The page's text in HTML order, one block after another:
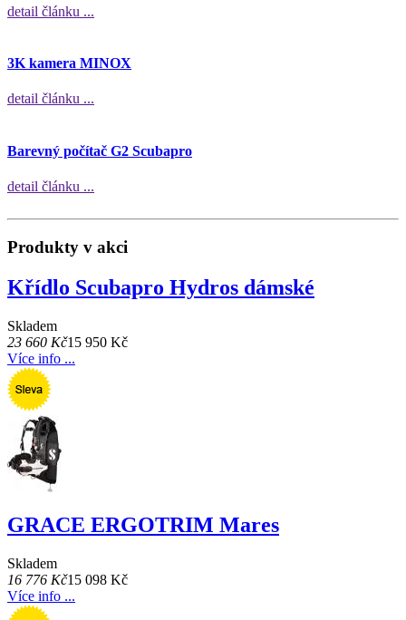
detail článku ...
3K kamera MINOX
detail článku ...
Barevný počítač G2 Scubapro
detail článku ...
Produkty v akci
Křídlo Scubapro Hydros dámské
Skladem
23 660 Kč15 950 Kč
Více info ...
GRACE ERGOTRIM Mares
Skladem
16 776 Kč15 098 Kč
Více info ...